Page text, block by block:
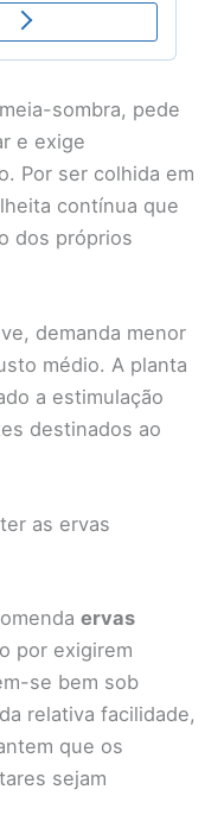
sombra, pede
e exige
Por ser colhida em
contínua que
dos próprios
demanda menor
médio. A planta
a estimulação
destinados ao
as ervas
ervas
por exigirem
se bem sob
relativa facilidade,
que os
sejam